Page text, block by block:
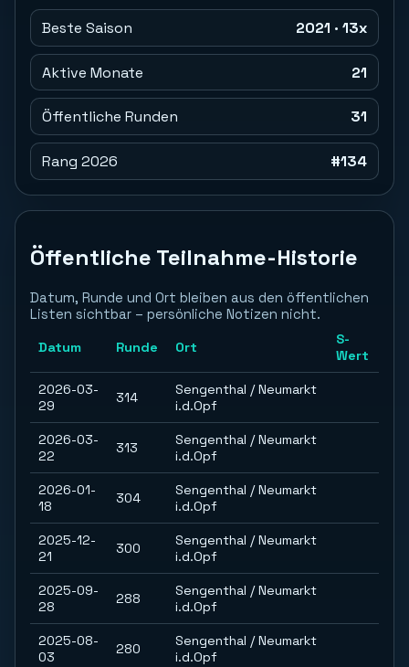
Beste Saison 2021 · 13x
Aktive Monate 21
Öffentliche Runden 31
Rang 2026 #134
Öffentliche Teilnahme-Historie
Datum, Runde und Ort bleiben aus den öffentlichen
Listen sichtbar – persönliche Notizen nicht.
Datum
Runde Ort
S-
Wert
2026-03-
29
314
Sengenthal / Neumarkt
i.d.Opf
2026-03-
22
313
Sengenthal / Neumarkt
i.d.Opf
2026-01-
18
304
Sengenthal / Neumarkt
i.d.Opf
2025-12-
21
300
Sengenthal / Neumarkt
i.d.Opf
2025-09-
28
288
Sengenthal / Neumarkt
i.d.Opf
2025-08-
03
280
Sengenthal / Neumarkt
i.d.Opf